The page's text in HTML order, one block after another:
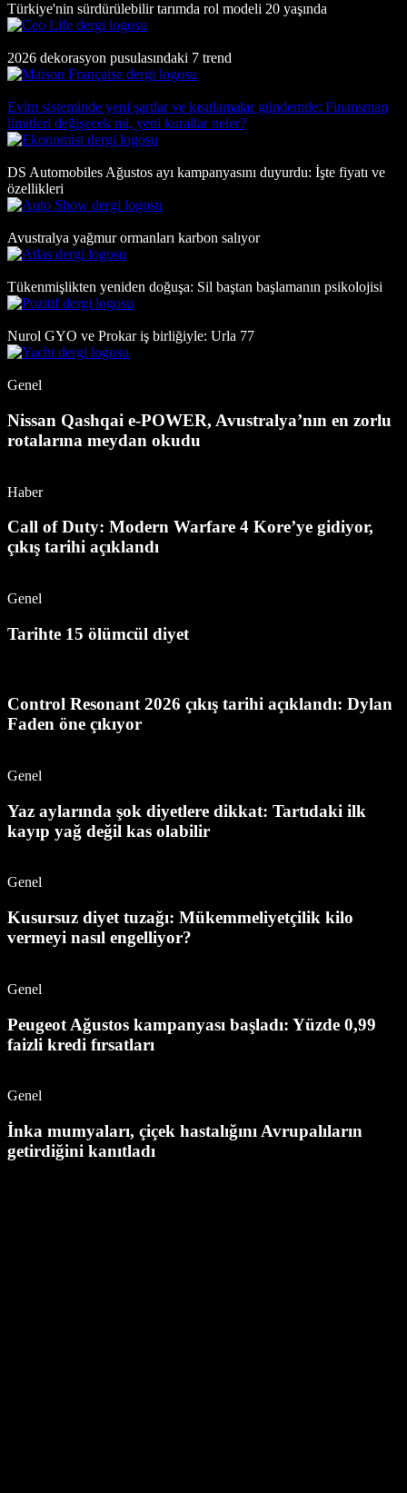
Türkiye'nin sürdürülebilir tarımda rol modeli 20 yaşında
2026 dekorasyon pusulasındaki 7 trend
Evim sisteminde yeni şartlar ve kısıtlamalar gündemde: Finansman
limitleri değişecek mi, yeni kurallar neler?
DS Automobiles Ağustos ayı kampanyasını duyurdu: İşte fiyatı ve
özellikleri
Avustralya yağmur ormanları karbon salıyor
Tükenmişlikten yeniden doğuşa: Sil baştan başlamanın psikolojisi
Nurol GYO ve Prokar iş birliğiyle: Urla 77
Genel
Nissan Qashqai e-POWER, Avustralya’nın en zorlu
rotalarına meydan okudu
Haber
Call of Duty: Modern Warfare 4 Kore’ye gidiyor,
çıkış tarihi açıklandı
Genel
Tarihte 15 ölümcül diyet
Control Resonant 2026 çıkış tarihi açıklandı: Dylan
Faden öne çıkıyor
Genel
Yaz aylarında şok diyetlere dikkat: Tartıdaki ilk
kayıp yağ değil kas olabilir
Genel
Kusursuz diyet tuzağı: Mükemmeliyetçilik kilo
vermeyi nasıl engelliyor?
Genel
Peugeot Ağustos kampanyası başladı: Yüzde 0,99
faizli kredi fırsatları
Genel
İnka mumyaları, çiçek hastalığını Avrupalıların
getirdiğini kanıtladı